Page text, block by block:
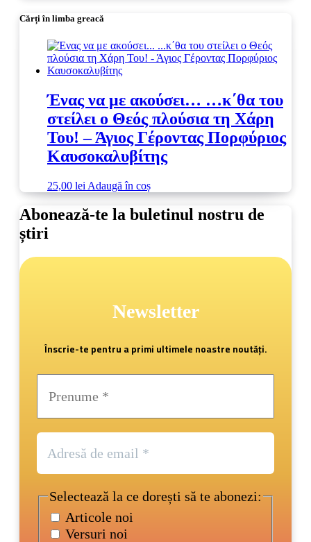
Cărți în limba greacă
Ένας να με ακούσει… …κ΄θα του
στείλει ο Θεός πλούσια τη Χάρη
Του! – Άγιος Γέροντας Πορφύριος
Καυσοκαλυβίτης
25,00 lei Adaugă în coș
Abonează-te la buletinul nostru de
știri
Newsletter
Înscrie-te pentru a primi ultimele noastre noutăți.
Selectează la ce dorești să te abonezi:
Articole noi
Versuri noi